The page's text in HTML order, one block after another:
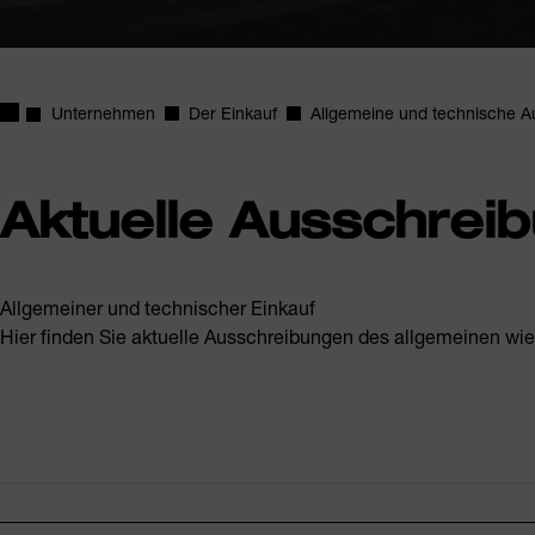
Startseite
Unternehmen Der Einkauf Allgemeine und technische
Aktuelle
Allgemeiner und technischer Einkauf
Hier finden Sie aktuelle Ausschreibungen des allgemeinen